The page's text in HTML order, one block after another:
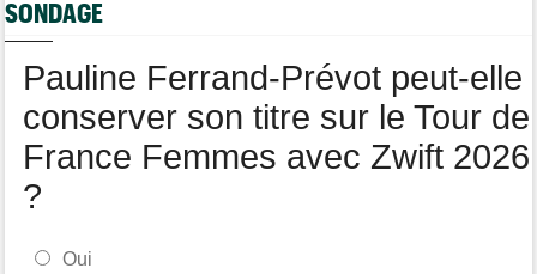
Kasia Niewiadoma fait coup double sur la 7e étape
Joao Almeida a abandonné après une nouvelle chute
SONDAGE
Pauline Ferrand-Prévot peut-elle
conserver son titre sur le Tour de
France Femmes avec Zwift 2026
?
Oui